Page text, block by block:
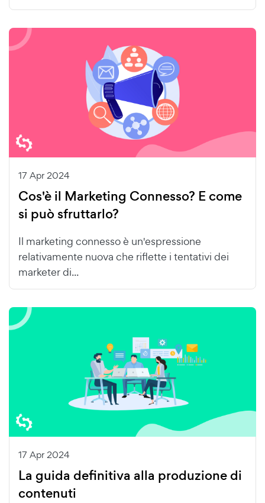
17 Apr 2024
Cos'è il Marketing Connesso? E come
si può sfruttarlo?
Il marketing connesso è un'espressione
relativamente nuova che riflette i tentativi dei
marketer di...
17 Apr 2024
La guida definitiva alla produzione di
contenuti